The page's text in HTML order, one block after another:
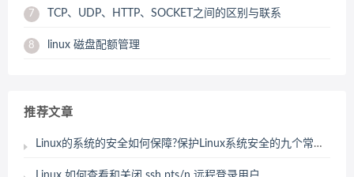
7 TCP、UDP、HTTP、SOCKET之间的区别与联系
8 linux 磁盘配额管理
推荐文章
Linux的系统的安全如何保障?保护Linux系统安全的九个常用方法